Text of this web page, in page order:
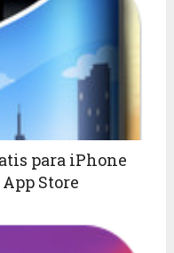
para iPhone
Store